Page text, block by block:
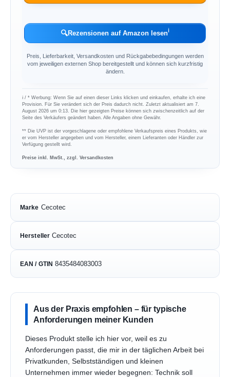
🔍Rezensionen auf Amazon lesenℹ︎
Preis, Lieferbarkeit, Versandkosten und Rückgabebedingungen werden
vom jeweiligen externen Shop bereitgestellt und können sich kurzfristig
ändern.
ℹ︎ / * Werbung: Wenn Sie auf einen dieser Links klicken und einkaufen, erhalte ich eine
Provision. Für Sie verändert sich der Preis dadurch nicht. Zuletzt aktualisiert am 7.
August 2026 um 0:13. Die hier gezeigten Preise können sich zwischenzeitlich auf der
Seite des Verkäufers geändert haben. Alle Angaben ohne Gewähr.
** Die UVP ist der vorgeschlagene oder empfohlene Verkaufspreis eines Produkts, wie
er vom Hersteller angegeben und vom Hersteller, einem Lieferanten oder Händler zur
Verfügung gestellt wird.
Preise inkl. MwSt., zzgl. Versandkosten
Marke Cecotec
Hersteller Cecotec
EAN / GTIN 8435484083003
Aus der Praxis empfohlen – für typische
Anforderungen meiner Kunden
Dieses Produkt stelle ich hier vor, weil es zu
Anforderungen passt, die mir in der täglichen Arbeit bei
Privatkunden, Selbstständigen und kleinen
Unternehmen immer wieder begegnen: Technik soll